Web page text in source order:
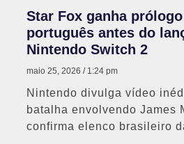
Star Fox ganha
português antes do
Nintendo Switch 2
maio 25, 2026 1:24 pm
Nintendo divulga vídeo
batalha envolvendo James
confirma elenco brasileiro